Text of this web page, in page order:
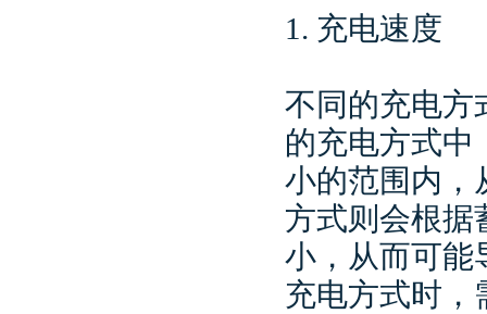
1. 充电速度
不同的充电方
的充电方式中
小的范围内，
方式则会根据
小，从而可能
充电方式时，